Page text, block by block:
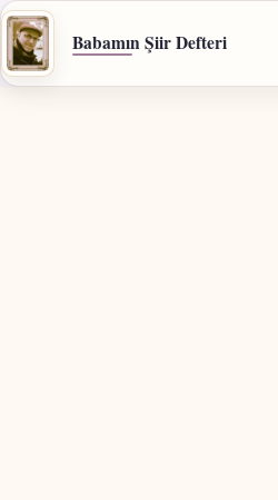
İçeriğe
geç
Babamın Şiir Defteri